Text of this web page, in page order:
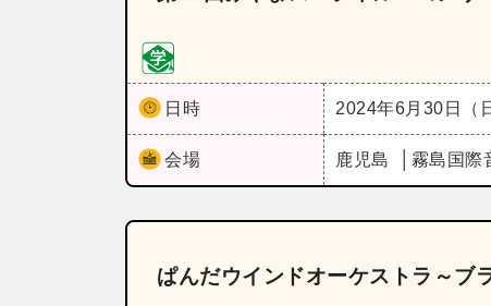
日時 2024年6月30日（
会場 鹿児島 霧島国際
ぱんだウインドオーケストラ～ブ